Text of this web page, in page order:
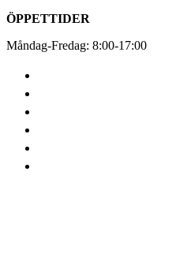
ÖPPETTIDER
Måndag-Fredag: 8:00-17:00